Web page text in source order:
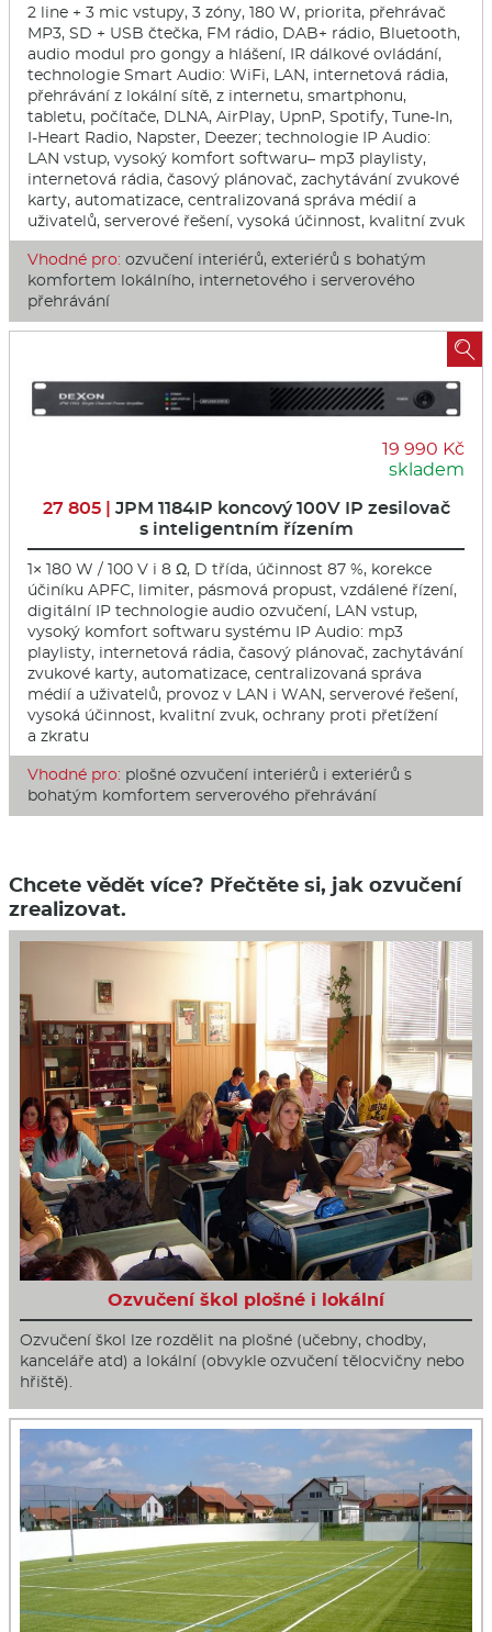
2 line + 3 mic vstupy, 3 zóny, 180 W, priorita, přehrávač
MP3, SD + USB čtečka, FM rádio, DAB+ rádio, Bluetooth,
audio modul pro gongy a hlášení, IR dálkové ovládání,
technologie Smart Audio: WiFi, LAN, internetová rádia,
přehrávání z lokální sítě, z internetu, smartphonu,
tabletu, počítače, DLNA, AirPlay, UpnP, Spotify, Tune-In,
I-Heart Radio, Napster, Deezer; technologie IP Audio:
LAN vstup, vysoký komfort softwaru– mp3 playlisty,
internetová rádia, časový plánovač, zachytávání zvukové
karty, automatizace, centralizovaná správa médií a
uživatelů, serverové řešení, vysoká účinnost, kvalitní zvuk
Vhodné pro: ozvučení interiérů, exteriérů s bohatým
komfortem lokálního, internetového i serverového
přehrávání
19 990 Kč
skladem
27 805 | JPM 1184IP koncový 100V IP zesilovač
s inteligentním řízením
1× 180 W / 100 V i 8 Ω, D třída, účinnost 87 %, korekce
účiníku APFC, limiter, pásmová propust, vzdálené řízení,
digitální IP technologie audio ozvučení, LAN vstup,
vysoký komfort softwaru systému IP Audio: mp3
playlisty, internetová rádia, časový plánovač, zachytávání
zvukové karty, automatizace, centralizovaná správa
médií a uživatelů, provoz v LAN i WAN, serverové řešení,
vysoká účinnost, kvalitní zvuk, ochrany proti přetížení
a zkratu
Vhodné pro: plošné ozvučení interiérů i exteriérů s
bohatým komfortem serverového přehrávání

Chcete vědět více? Přečtěte si, jak ozvučení
zrealizovat.
Ozvučení škol plošné i lokální
Ozvučení škol lze rozdělit na plošné (učebny, chodby,
kanceláře atd) a lokální (obvykle ozvučení tělocvičny nebo
hřiště).